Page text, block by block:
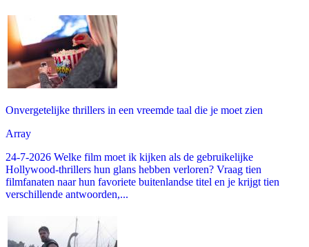
Onvergetelijke thrillers in een vreemde taal die je moet zien
Array
24-7-2026 Welke film moet ik kijken als de gebruikelijke
Hollywood-thrillers hun glans hebben verloren? Vraag tien
filmfanaten naar hun favoriete buitenlandse titel en je krijgt tien
verschillende antwoorden,...